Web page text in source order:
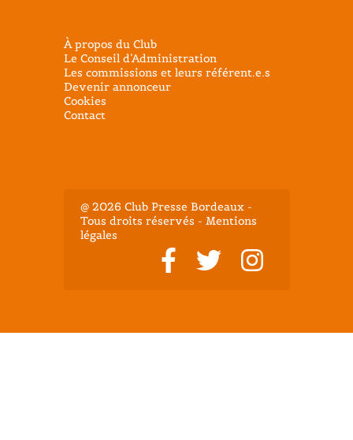
À propos du Club
Le Conseil d’Administration
Les commissions et leurs référent.e.s
Devenir annonceur
Cookies
Contact
@ 2026 Club Presse Bordeaux -
Tous droits réservés - Mentions
légales